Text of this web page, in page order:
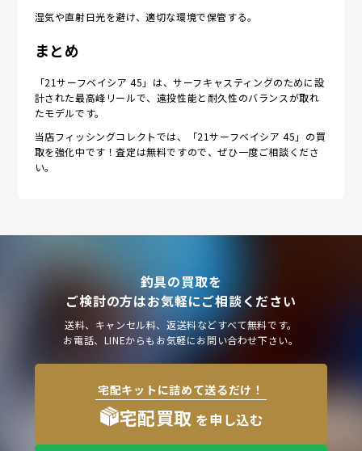
湿気や直射日光を避け、適切な環境で保管する。
まとめ
「21サーフベイシア 45」は、サーフキャスティングのために設
計された最高峰リールで、遠投性能と耐久性のバランスが取れ
たモデルです。
当店フィッシングコレクトでは、「21サーフベイシア 45」の買
取を強化中です！査定は無料ですので、ぜひ一度ご相談くださ
い。
釣具の買取を
ご検討の方はお気軽にご相談ください
送料、キャンセル料、返送料などすべて無料です。
お電話、LINEからもお気軽にお問い合わせ下さい。
宅配キットに詰めて送るだけ！
宅配買取 を申し込む